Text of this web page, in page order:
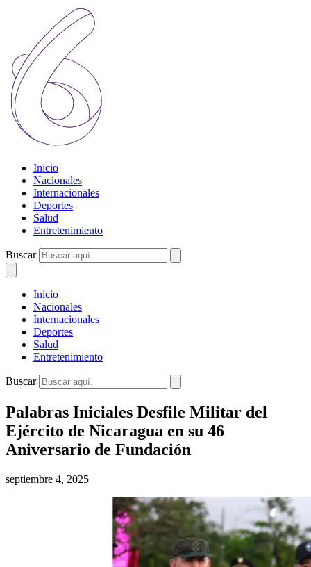
Inicio
Nacionales
Internacionales
Deportes
Salud
Entretenimiento
Buscar
Inicio
Nacionales
Internacionales
Deportes
Salud
Entretenimiento
Buscar
Palabras Iniciales Desfile Militar del
Ejército de Nicaragua en su 46
Aniversario de Fundación
septiembre 4, 2025